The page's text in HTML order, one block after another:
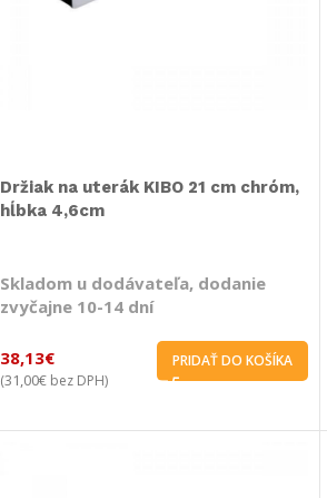
Držiak na uterák KIBO 21 cm chróm,
hĺbka 4,6cm
Skladom u dodávateľa, dodanie
zvyčajne 10-14 dní
38,13€
(31,00€ bez DPH)
PRIDAŤ DO KOŠÍKA